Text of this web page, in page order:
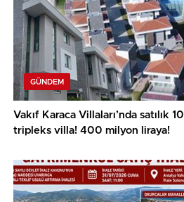
GÜNDEM
Vakıf Karaca Villaları’nda satılık 10
tripleks villa! 400 milyon liraya!